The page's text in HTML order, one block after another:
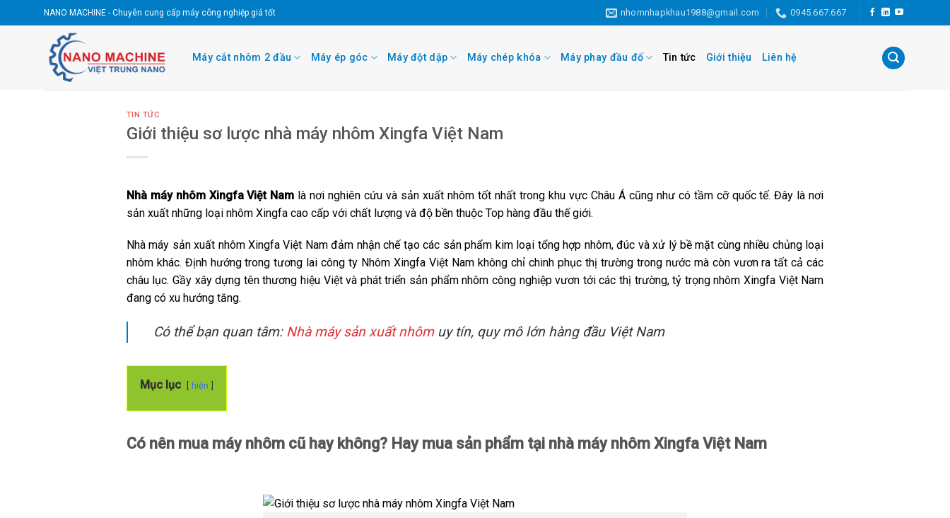
to
NANO MACHINE - Chuyên cung cấp máy công nghiệp giá tốt nhomnhapkhau1988@gmail.com 0945.667.667
Máy cắt nhôm 2 đầu Máy ép góc Máy đột dập Máy chép khóa Máy phay đầu đố Tin tức Giới thiệu Liên hệ
TIN TỨC
Giới thiệu sơ lược nhà máy nhôm Xingfa Việt Nam
Nhà máy nhôm Xingfa Việt Nam là nơi nghiên cứu và sản xuất nhôm tốt nhất trong khu vực Châu Á cũng như có tầm cỡ quốc tế. Đây là nơi
sản xuất những loại nhôm Xingfa cao cấp với chất lượng và độ bền thuộc Top hàng đầu thế giới.
Nhà máy sản xuất nhôm Xingfa Việt Namđảm nhận chế tạo các sản phẩm kim loại tổng hợp nhôm, đúc và xử lý bề mặt cùng nhiều chủng loại
nhôm khác. Định hướng trong tương lai công ty Nhôm Xingfa Việt Nam không chỉ chinh phục thị trường trong nước mà còn vươn ra tất cả các
châu lục. Gầy xây dựng tên thương hiệu Việt và phát triển sản phẩm nhôm công nghiệp vươn tới các thị trường, tỷ trọng nhôm Xingfa Việt Nam
đang có xu hướng tăng.
Có thể bạn quan tâm: Nhà máy sản xuất nhômuy tín, quy mô lớn hàng đầu Việt Nam
Mục lục hiện
Có nên mua máy nhôm cũ hay không? Hay mua sản phẩm tại nhà máy nhôm Xingfa Việt Nam